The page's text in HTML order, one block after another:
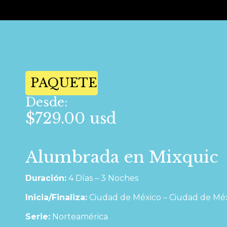
PAQUETE
Desde:
$729.00 usd
Alumbrada en Mixquic
Duración: 4 Días – 3 Noches
Inicia/Finaliza: Ciudad de México – Ciudad de
Serie: Norteamérica